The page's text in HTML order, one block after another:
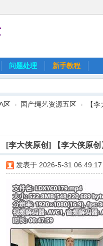
问题处理 新手教程
区 › 国产绳艺资源五区 › 【
[李大侠原创] 【李大侠原
发表于 2026-5-31 06:49:17